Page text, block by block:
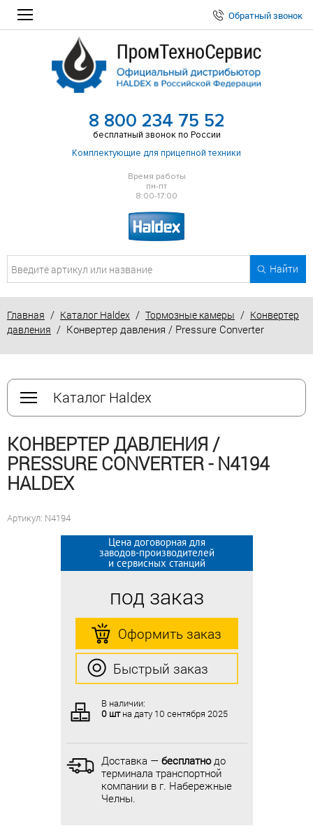
Обратный звонок
8 800 234 75 52
бесплатный звонок по России
Комплектующие для прицепной техники
Время работы
пн-пт
8:00-17:00
Найти
Главная / Каталог Haldex / Тормозные камеры / Конвертер
давления / Конвертер давления / Pressure Converter
Каталог Haldex
КОНВЕРТЕР ДАВЛЕНИЯ /
PRESSURE CONVERTER - N4194
HALDEX
Артикул: N4194
Цена договорная для
заводов-производителей
и сервисных станций
под заказ
Оформить заказ
Быстрый заказ
В наличии:
0 штна дату 10 сентября 2025
Доставка — бесплатнодо
терминала транспортной
компании в г. Набережные
Челны.
Цена договорная для
заводов-производителей
и сервисных станций
под заказ
Оформить заказ
Быстрый заказ
В наличии:
0 штна дату 10 сентября 2025
Доставка — бесплатнодо
терминала транспортной
компании в г. Набережные
Челны.